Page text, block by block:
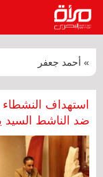
» أحمد جعفر
ضد الناشط